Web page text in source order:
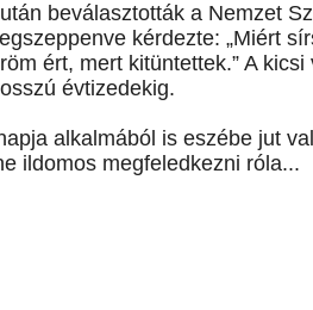
beválasztották a Nemzet
kérdezte: „Miért
ért, mert kitüntettek.” A
évtizedekig.
alkalmából is eszébe jut
ildomos megfeledkezni róla...